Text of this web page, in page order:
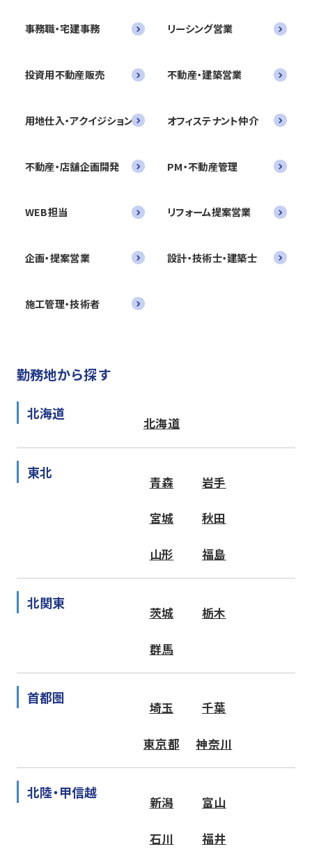
事務職・宅建事務 リーシング営業
投資用不動産販売 不動産・建築営業
用地仕入・アクイジション オフィステナント仲介
不動産・店舗企画開発 PM・不動産管理
WEB担当 リフォーム提案営業
企画・提案営業 設計・技術士・建築士
施工管理・技術者
勤務地から探す
北海道
北海道
東北
青森 岩手
宮城 秋田
山形 福島
北関東
茨城 栃木
群馬
首都圏
埼玉 千葉
東京都 神奈川
北陸・甲信越
新潟 富山
石川 福井